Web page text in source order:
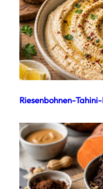
Riesenbohnen-